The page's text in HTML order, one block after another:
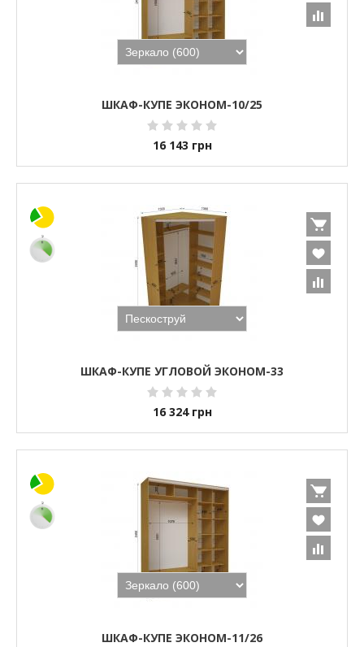
ШКАФ-КУПЕ ЭКОНОМ-10/25
16 143 грн
ШКАФ-КУПЕ УГЛОВОЙ ЭКОНОМ-33
16 324 грн
ШКАФ-КУПЕ ЭКОНОМ-11/26